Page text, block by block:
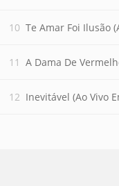
Te Amar Foi Ilusão
A Dama De
Inevitável (Ao Vivo